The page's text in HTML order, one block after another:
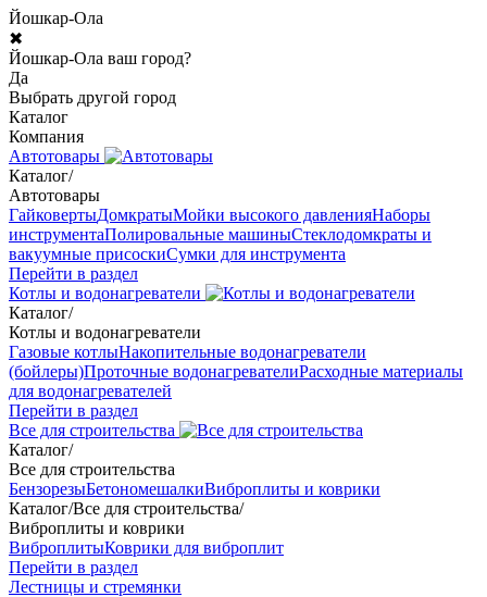
Йошкар-Ола
✖
Йошкар-Ола ваш город?
Да
Выбрать другой город
Каталог
Компания
Автотовары
Каталог/
Автотовары
ГайковертыДомкратыМойки высокого давленияНаборы
инструментаПолировальные машиныСтеклодомкраты и
вакуумные присоскиСумки для инструмента
Перейти в раздел
Котлы и водонагреватели
Каталог/
Котлы и водонагреватели
Газовые котлыНакопительные водонагреватели
(бойлеры)Проточные водонагревателиРасходные материалы
для водонагревателей
Перейти в раздел
Все для строительства
Каталог/
Все для строительства
БензорезыБетономешалкиВиброплиты и коврики
Каталог/Все для строительства/
Виброплиты и коврики
ВиброплитыКоврики для виброплит
Перейти в раздел
Лестницы и стремянки